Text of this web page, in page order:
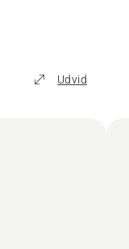
Udvid